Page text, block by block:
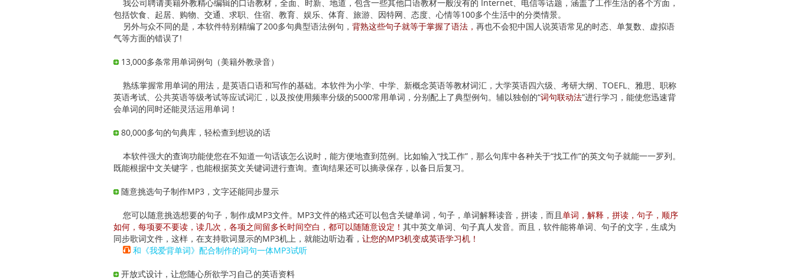
我公司聘请美籍外教精心编辑的口语教材，全面、时新、地道，包含一些其他口语教材一般没有的 Internet、电信等话题，涵盖了工作生活的各个方面，
包括饮食、起居、购物、交通、求职、住宿、教育、娱乐、体育、旅游、因特网、态度、心情等100多个生活中的分类情景。
另外与众不同的是，本软件特别精编了200多句典型语法例句， 背熟这些句子就等于掌握了语法， 再也不会犯中国人说英语常见的时态、单复数、虚拟语
气等方面的错误了!
13,000多条常用单词例句（美籍外教录音）
熟练掌握常用单词的用法，是英语口语和写作的基础。本软件为小学、中学、新概念英语等教材词汇，大学英语四六级、考研大纲、TOEFL、雅思、职称
英语考试、公共英语等级考试等应试词汇，以及按使用频率分级的5000常用单词，分别配上了典型例句。辅以独创的“词句联动法”进行学习，能使您迅速背
会单词的同时还能灵活运用单词！
80,000多句的句典库，轻松查到想说的话
本软件强大的查询功能使您在不知道一句话该怎么说时，能方便地查到范例。比如输入“找工作”，那么句库中各种关于“找工作”的英文句子就能一一罗列。
既能根据中文关键字，也能根据英文关键词进行查询。查询结果还可以摘录保存，以备日后复习。
随意挑选句子制作MP3，文字还能同步显示
您可以随意挑选想要的句子，制作成MP3文件。MP3文件的格式还可以包含关键单词，句子，单词解释读音，拼读，而且单词，解释，拼读，句子，顺序
如何，每项要不要读，读几次，各项之间留多长时间空白，都可以随随意设定！ 其中英文单词、句子真人发音。而且，软件能将单词、句子的文字，生成为
同步歌词文件，这样，在支持歌词显示的MP3机上，就能边听边看， 让您的MP3机变成英语学习机！
和《我爱背单词》配合制作的词句一体MP3试听
开放式设计，让您随心所欲学习自己的英语资料